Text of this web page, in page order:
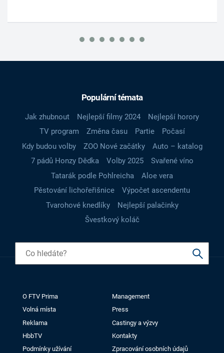
Populární témata
Jak zhubnout Nejlepší filmy 2024
Nejlepší horory
TV program
Změna času Partie
Počasí
Kdy budou volby
ZOO Nové začátky
Auto – katalog
7 pádů Honzy Dědka
Volby 2025
Svařené víno
Tatarák podle Pohlreicha
Aloe vera
Pěstování lichořeřišnice
Výpočet ascendentu
Tvarohové knedlíky
Nejlepší palačinky
Švestkový koláč
O FTV Prima
Management
Volná místa
Press
Reklama
Castingy a výzvy
HbbTV
Kontakty
Podmínky užívání
Zpracování osobních údajů